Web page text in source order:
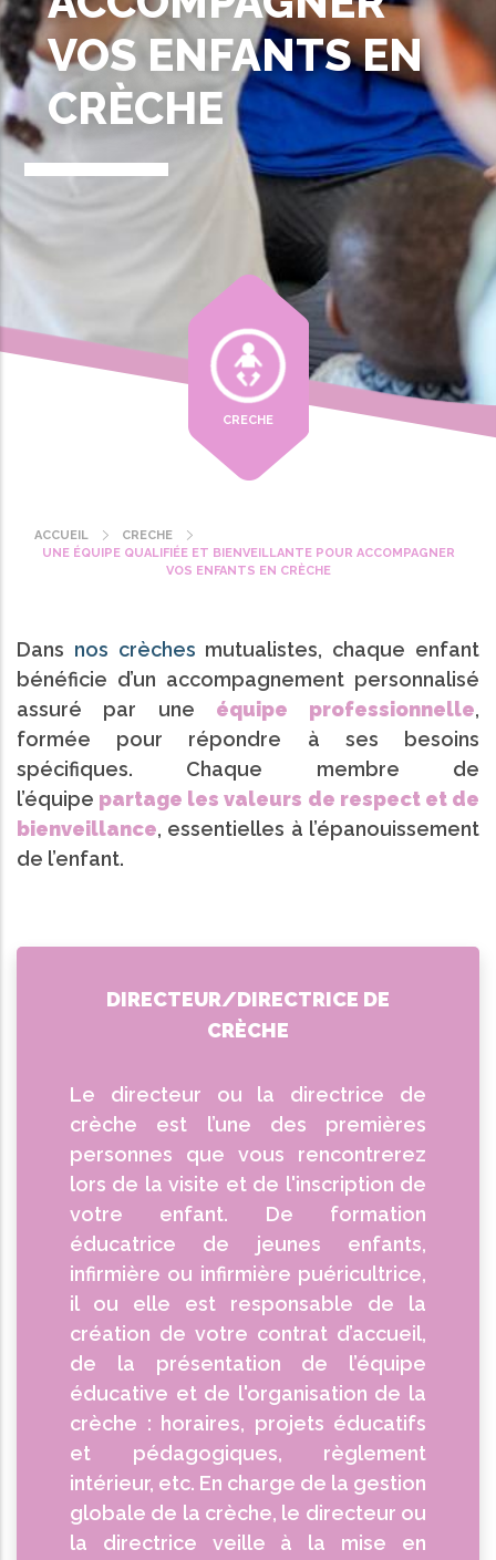
VOS ENFANTS EN
CRÈCHE
CRECHE
Fil
ACCUEIL
CRECHE
UNE ÉQUIPE QUALIFIÉE ET BIENVEILLANTE POUR ACCOMPAGNER
VOS ENFANTS EN CRÈCHE
Dans nos crèches mutualistes, chaque enfant
bénéficie d’un accompagnement personnalisé
assuré par une équipe professionnelle,
formée pour répondre à ses besoins
spécifiques.
Chaque membre de
l’équipe partage les valeurs de respect et de
bienveillance, essentielles à l’épanouissement
de l’enfant.
DIRECTEUR/DIRECTRICE DE
CRÈCHE
Le directeur ou la directrice de
crèche est l’une des premières
personnes que vous rencontrerez
lors de la visite et de l'inscription de
votre enfant.
De formation
éducatrice de jeunes enfants,
infirmière ou infirmière puéricultrice,
il ou elle est responsable de la
création de votre contrat d’accueil,
de la présentation de l’équipe
éducative et de l'organisation de la
crèche : horaires, projets éducatifs
et pédagogiques, règlement
intérieur, etc. En charge de la gestion
globale de la crèche, le directeur ou
la directrice veille à la mise en